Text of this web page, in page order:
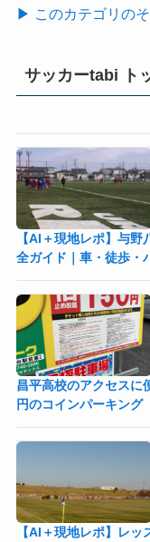
▶ このカテゴリの
サッカーtabi ト
【AI＋現地レポ】与
全ガイド｜車・徒歩・
昌平高校のアクセスに
円のコインパーキング
【AI＋現地レポ】レ